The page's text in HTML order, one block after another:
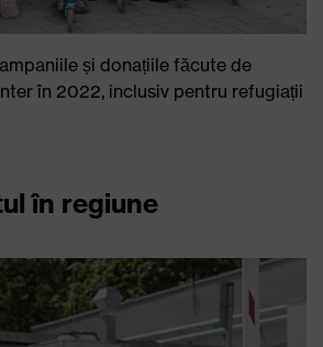
și donațiile făcute de
în 2022, inclusiv pentru refugiații
în regiune